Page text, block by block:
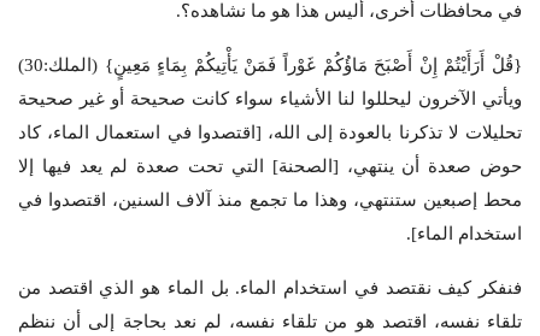
في محافظات أخرى، أليس هذا هو ما نشاهده؟.
{قُلْ أَرَأَيْتُمْ إِنْ أَصْبَحَ مَاؤُكُمْ غَوْراً فَمَنْ يَأْتِيكُمْ بِمَاءٍ مَعِينٍ} (الملك:30)
ويأتي الآخرون ليحللوا لنا الأشياء سواء كانت صحيحة أو غير صحيحة
تحليلات لا تذكرنا بالعودة إلى الله، [اقتصدوا في استعمال الماء، كاد
حوض صعدة أن ينتهي، [الصحنة] التي تحت صعدة لم يعد فيها إلا
محط إصبعين ستنتهي، وهذا ما تجمع منذ آلاف السنين، اقتصدوا في
استخدام الماء].
فنفكر كيف نقتصد في استخدام الماء. بل الماء هو الذي اقتصد من
تلقاء نفسه، اقتصد هو من تلقاء نفسه، لم نعد بحاجة إلى أن ننظم